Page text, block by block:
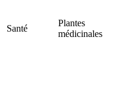
Santé
Plantes
médicinales